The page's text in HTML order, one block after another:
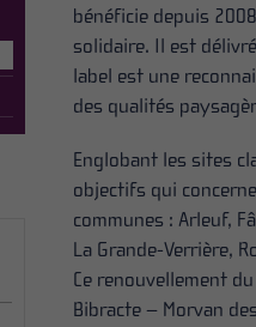
bénéficie depuis
solidaire. Il est
label est une
des qualités
Englobant les sites
objectifs qui
communes : Arleuf,
La Grande-Verrière,
Ce renouvellement
Bibracte – Morvan